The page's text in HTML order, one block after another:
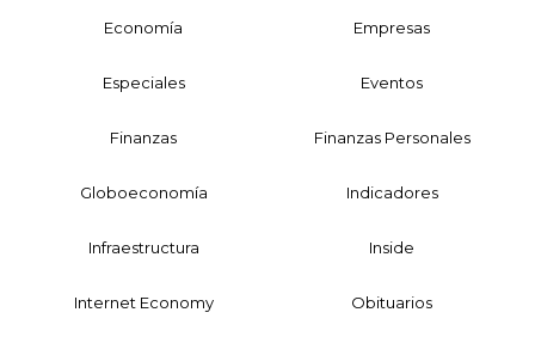
Economía Empresas
Especiales Eventos
Finanzas Finanzas Personales
Globoeconomía Indicadores
Infraestructura Inside
Internet Economy Obituarios